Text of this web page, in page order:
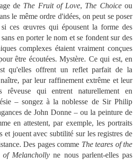
de The Fruit of Love, The Choiceou
le même ordre d'idées, on peut se poser
ces œuvres qui épousent la forme des
en porter le nom et se fondent sur des
complexes étaient vraiment conçues
être écoutées. Mystère. Ce qui est, en
qu'elles offrent un reflet parfait de la
par leur raffinement extrême et leur
rêveuse qui entrent naturellement en
– songez à la noblesse de Sir Philip
de John Donne – ou la peinture de
en attestent, par exemple, les portraits
et jouent avec subtilité sur les registres de
Des pages comme The teares of the
of Melancholly ne nous parlent-elles pas